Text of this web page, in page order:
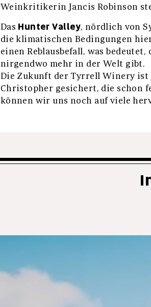
Weinkritikerin Jancis Robinson
Das Hunter Valley, nördlich von
die klimatischen Bedingungen
einen Reblausbefall, was
nirgendwo mehr in der Welt gibt.
Die Zukunft der Tyrrell Winery ist
Christopher gesichert, die schon
können wir uns noch auf viele